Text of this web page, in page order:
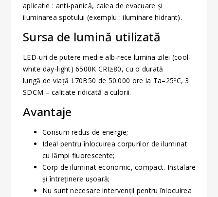
aplicatie : anti-panică, calea de evacuare și
iluminarea spotului (exemplu : iluminare hidrant).
Sursa de lumină utilizată
LED-uri de putere medie alb-rece lumina zilei (cool-
white day-light) 6500K CRI≥80, cu o durată
lungă de viaţă L70B50 de 50.000 ore la Ta=25ºC, 3
SDCM – calitate ridicată a culorii.
Avantaje
Consum redus de energie;
Ideal pentru înlocuirea corpurilor de iluminat
cu lămpi fluorescente;
Corp de iluminat economic, compact. Instalare
şi întreţinere uşoară;
Nu sunt necesare intervenţii pentru înlocuirea